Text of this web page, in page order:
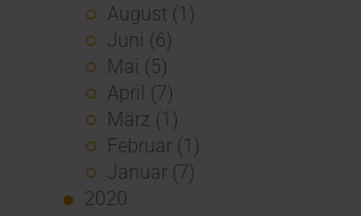
August (1)
Juni (6)
Mai (5)
April (7)
März (1)
Februar (1)
Januar (7)
2020